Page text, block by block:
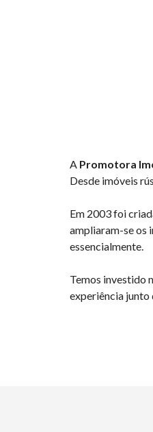
A Promotora
Desde imóveis
Em 2003 foi
ampliaram-se os
essencialmente.
Temos investido
experiência junto